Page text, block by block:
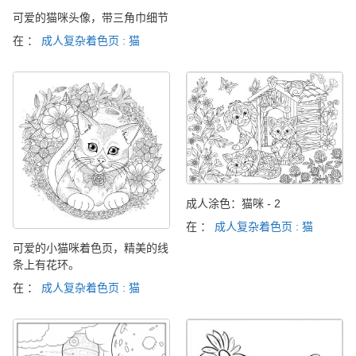
可爱的猫咪头像，带三角巾细节
在 ： 成人复杂着色页 : 猫
可爱的小猫咪着色页，精美的线
条上有花环。
在 ： 成人复杂着色页 : 猫
成人涂色：猫咪 - 2
在 ： 成人复杂着色页 : 猫